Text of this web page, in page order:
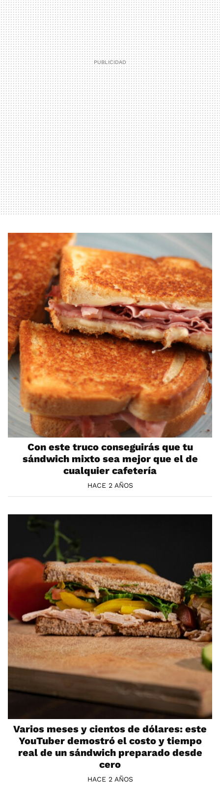
Con este truco conseguirás que tu
sándwich mixto sea mejor que el de
cualquier cafetería
HACE 2 AÑOS
Varios meses y cientos de dólares: este
YouTuber demostró el costo y tiempo
real de un sándwich preparado desde
cero
HACE 2 AÑOS